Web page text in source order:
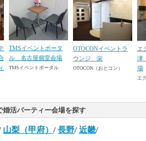
TMSイベントポータ
ル 名古屋個室会場
TMSイベントポータル
OTOCONイベントラ
ウンジ 栄
OTOCON（おとコン）
エ
津
場
エ
婚活パーティー会場を探す
山梨（甲府） / 長野/ 近畿/